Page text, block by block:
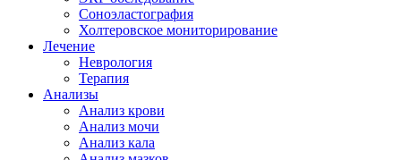
Соноэластография
Холтеровское мониторирование
Лечение
Неврология
Терапия
Анализы
Анализ крови
Анализ мочи
Анализ кала